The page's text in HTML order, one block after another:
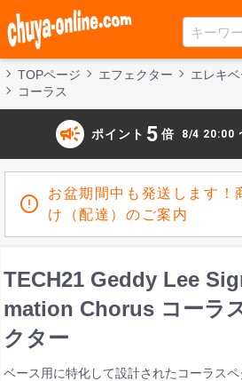
TOPページ エフェクター
エレキ
コーラス
campaign ポイント 5 倍 8/4 20:00
お盆期間中も発送します！
け（配達）のご案内
TECH21 Geddy Lee
mation Chorus コーラ
クター
ベース用に特化して設計されたコーラスペ